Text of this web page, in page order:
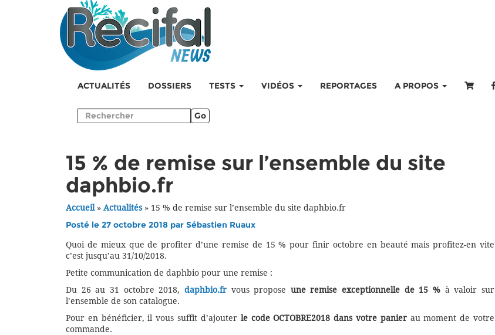
ACTUALITÉS DOSSIERS TESTS VIDÉOS REPORTAGES A PROPOS
Go
15 % de remise sur l’ensemble du site
daphbio.fr
Accueil» Actualités» 15 % de remise sur l’ensemble du site daphbio.fr
Posté le 27 octobre 2018 par Sébastien Ruaux
Quoi de mieux que de profiter d’une remise de 15 % pour finir octobre en beauté mais profitez-en vite
c’est jusqu’au 31/10/2018.
Petite communication de daphbio pour une remise :
Du 26 au 31 octobre 2018, daphbio.frvous propose une remise exceptionnelle de 15 % à valoir sur
l’ensemble de son catalogue.
Pour en bénéficier, il vous suffit d’ajouter le code OCTOBRE2018 dans votre panierau moment de votre
commande.